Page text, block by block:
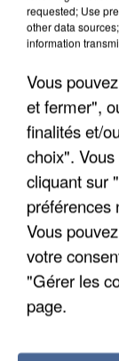
APRÈS
DE FAUNE
requested; Use
other data
information
Vous
et fermer",
finalités et/
choix".
cliquant sur
préférences
Vous
votre
"Gérer les
page.